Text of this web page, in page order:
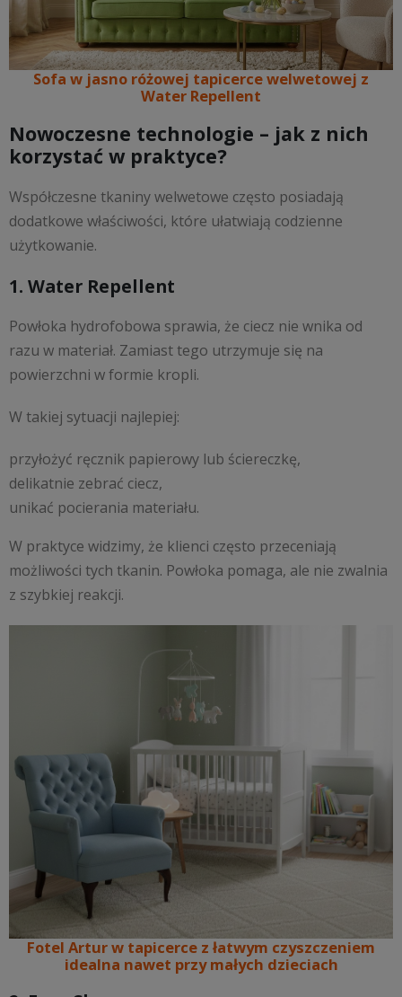
Sofa w jasno różowej tapicerce welwetowej z
Water Repellent
Nowoczesne technologie – jak z nich
korzystać w praktyce?
Współczesne tkaniny welwetowe często posiadają
dodatkowe właściwości, które ułatwiają codzienne
użytkowanie.
1. Water Repellent
Powłoka hydrofobowa sprawia, że ciecz nie wnika od
razu w materiał. Zamiast tego utrzymuje się na
powierzchni w formie kropli.
W takiej sytuacji najlepiej:
przyłożyć ręcznik papierowy lub ściereczkę,
delikatnie zebrać ciecz,
unikać pocierania materiału.
W praktyce widzimy, że klienci często przeceniają
możliwości tych tkanin. Powłoka pomaga, ale nie zwalnia
z szybkiej reakcji.
Fotel Artur w tapicerce z łatwym czyszczeniem
idealna nawet przy małych dzieciach